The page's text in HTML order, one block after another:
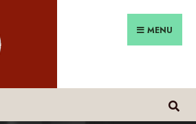
MENU